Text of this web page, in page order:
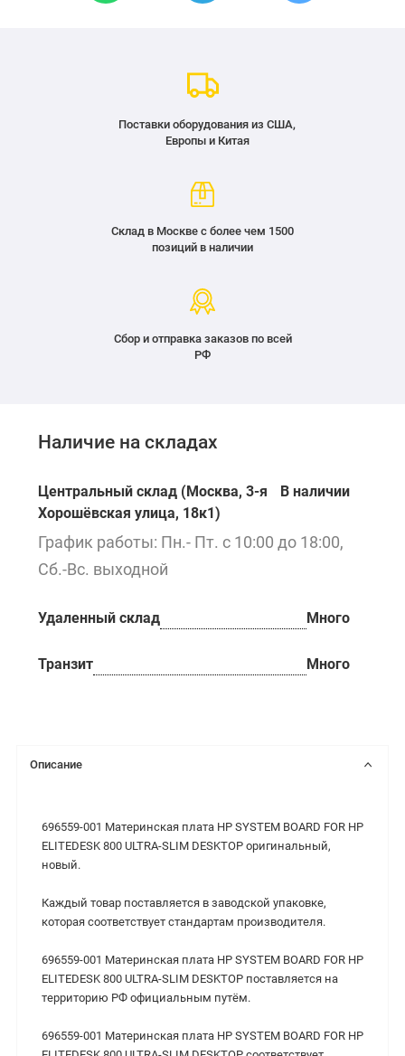
Поставки оборудования из США,
Европы и Китая
Склад в Москве с более чем 1500
позиций в наличии
Сбор и отправка заказов по всей
РФ
Наличие на складах
Центральный склад (Москва, 3-я
Хорошёвская улица, 18к1)
В наличии
График работы: Пн.- Пт. с 10:00 до 18:00,
Сб.-Вс. выходной
Удаленный склад Много
Транзит Много
Описание
696559-001 Материнская плата HP SYSTEM BOARD FOR HP
ELITEDESK 800 ULTRA-SLIM DESKTOP оригинальный,
новый.
Каждый товар поставляется в заводской упаковке,
которая соответствует стандартам производителя.
696559-001 Материнская плата HP SYSTEM BOARD FOR HP
ELITEDESK 800 ULTRA-SLIM DESKTOP поставляется на
территорию РФ официальным путём.
696559-001 Материнская плата HP SYSTEM BOARD FOR HP